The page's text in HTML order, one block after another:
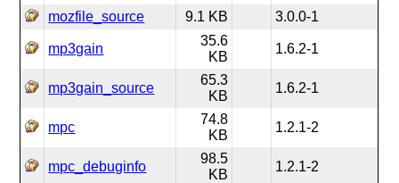
mozfile_source
9.1 KB 3.0.0-1
mp3gain
35.6
KB
1.6.2-1
mp3gain_source
65.3
KB
1.6.2-1
mpc
74.8
KB
1.2.1-2
mpc_debuginfo
98.5
KB
1.2.1-2